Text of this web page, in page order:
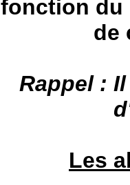
fonction du
de
Rappel :
Les